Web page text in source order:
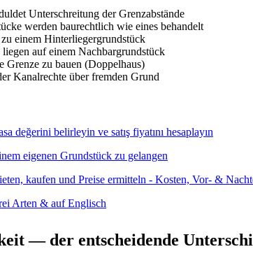
Unterschreitung der Grenzabstände
werden baurechtlich wie eines behandelt
einem Hinterliegergrundstück
auf einem Nachbargrundstück
zu bauen (Doppelhaus)
Kanalrechte über fremden Grund
eigenen Grundstück zu gelangen
Arten & auf Englisch
— der entscheidende